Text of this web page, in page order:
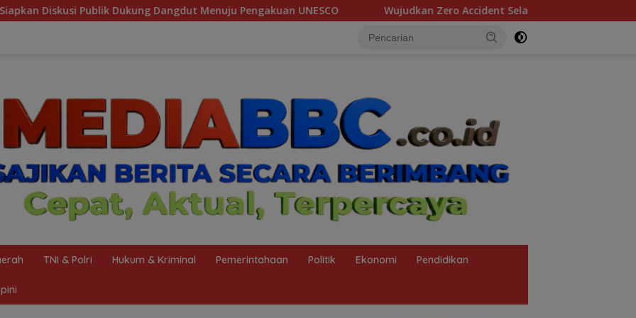
Menuju Pengakuan UNESCO Wujudkan Zero Accident Selama Pit Stop Part II 2026, Kilang Plaju Tanamkan
TNI & Polri Hukum & Kriminal Pemerintahaan Politik Ekonomi Pendidikan